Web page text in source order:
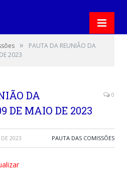
»
PAUTA DA REUNIÃO DA
2023
DA
DE MAIO DE 2023
0
2023 PAUTA DAS COMISSÕES